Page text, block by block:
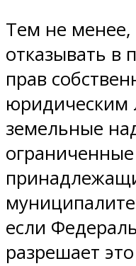
Тем не менее,
отказывать в
прав
юридическим
земельные
если
разрешает